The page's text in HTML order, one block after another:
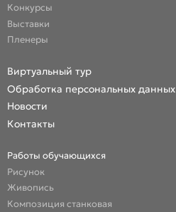
Конкурсы
Выставки
Пленеры
Виртуальный тур
Обработка персональных данных
Новости
Контакты
Работы обучающихся
Рисунок
Живопись
Композиция станковая